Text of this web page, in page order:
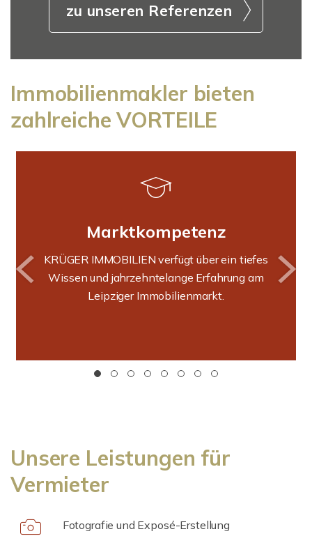
zu unseren Referenzen
Immobilienmakler bieten
zahlreiche VORTEILE
Marktkompetenz
KRÜGER IMMOBILIEN verfügt über ein tiefes
Wissen und jahrzehntelange Erfahrung am
Leipziger Immobilienmarkt.
Unsere Leistungen für
Vermieter
Fotografie und Exposé-Erstellung